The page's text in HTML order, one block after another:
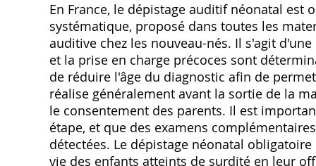
En France, le dépistage auditif néonatal est
systématique, proposé dans toutes les
auditive chez les nouveau-nés. Il s'agit
et la prise en charge précoces sont
de réduire l'âge du diagnostic afin de
réalise généralement avant la sortie de la
le consentement des parents. Il est
étape, et que des examens
détectées. Le dépistage néonatal
vie des enfants atteints de surdité en leur